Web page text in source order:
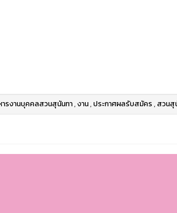
รงานบุคคลสวนสุนันทา,งาน,ประกาศผลรับสมัคร,สวนสุ